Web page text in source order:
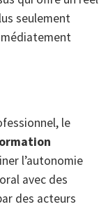
seulement
le
l’autonomie
avec des
des acteurs